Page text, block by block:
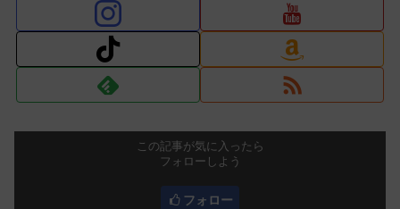
この記事が気に入ったら
フォローしよう
フォロー